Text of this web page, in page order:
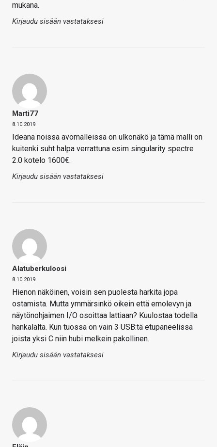
mukana.
Kirjaudu sisään vastataksesi
Marti77
8.10.2019
Ideana noissa avomalleissa on ulkonäkö ja tämä malli on
kuitenki suht halpa verrattuna esim singularity spectre
2.0 kotelo 1600€.
Kirjaudu sisään vastataksesi
Alatuberkuloosi
8.10.2019
Hienon näköinen, voisin sen puolesta harkita jopa
ostamista. Mutta ymmärsinkö oikein että emolevyn ja
näytönohjaimen I/O osoittaa lattiaan? Kuulostaa todella
hankalalta. Kun tuossa on vain 3 USB:tä etupaneelissa
joista yksi C niin hubi melkein pakollinen.
Kirjaudu sisään vastataksesi